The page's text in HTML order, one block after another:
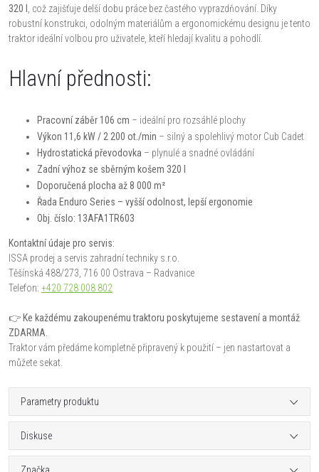
320 l
, což zajišťuje delší dobu práce bez častého vyprazdňování. Díky
robustní konstrukci, odolným materiálům a ergonomickému designu je tento
traktor ideální volbou pro uživatele, kteří hledají kvalitu a pohodlí.
Hlavní přednosti:
Pracovní záběr 106 cm – ideální pro rozsáhlé plochy
Výkon 11,6 kW / 2 200 ot./min – silný a spolehlivý motor Cub Cadet
Hydrostatická převodovka – plynulé a snadné ovládání
Zadní výhoz se sběrným košem 320 l
Doporučená plocha až 8 000 m²
Řada Enduro Series – vyšší odolnost, lepší ergonomie
Obj. číslo: 13AFA1TR603
Kontaktní údaje pro servis:
ISSA prodej a servis zahradní techniky s.r.o.
Těšínská 488/273, 716 00 Ostrava – Radvanice
Telefon: +420 728 008 802
👉 Ke každému zakoupenému traktoru poskytujeme sestavení a montáž
ZDARMA.
Traktor vám předáme kompletně připravený k použití – jen nastartovat a
můžete sekat.
Parametry produktu
Diskuse
Značka